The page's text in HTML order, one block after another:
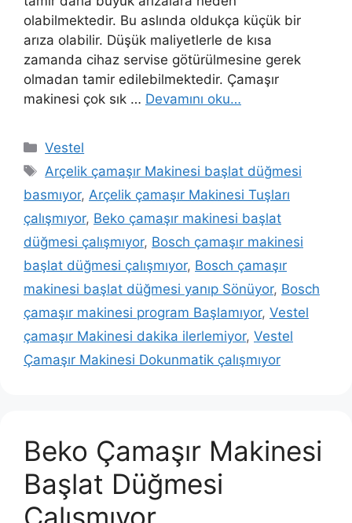
olabilmektedir. Bu aslında oldukça küçük bir
arıza olabilir. Düşük maliyetlerle de kısa
zamanda cihaz servise götürülmesine gerek
olmadan tamir edilebilmektedir. Çamaşır
makinesi çok sık … Devamını oku…
Kategoriler
Vestel
Etiketler
Arçelik çamaşır Makinesi başlat düğmesi
basmıyor, Arçelik çamaşır Makinesi Tuşları
çalışmıyor, Beko çamaşır makinesi başlat
düğmesi çalışmıyor, Bosch çamaşır makinesi
başlat düğmesi çalışmıyor, Bosch çamaşır
makinesi başlat düğmesi yanıp Sönüyor, Bosch
çamaşır makinesi program Başlamıyor, Vestel
çamaşır Makinesi dakika ilerlemiyor, Vestel
Çamaşır Makinesi Dokunmatik çalışmıyor
Beko Çamaşır Makinesi
Başlat Düğmesi